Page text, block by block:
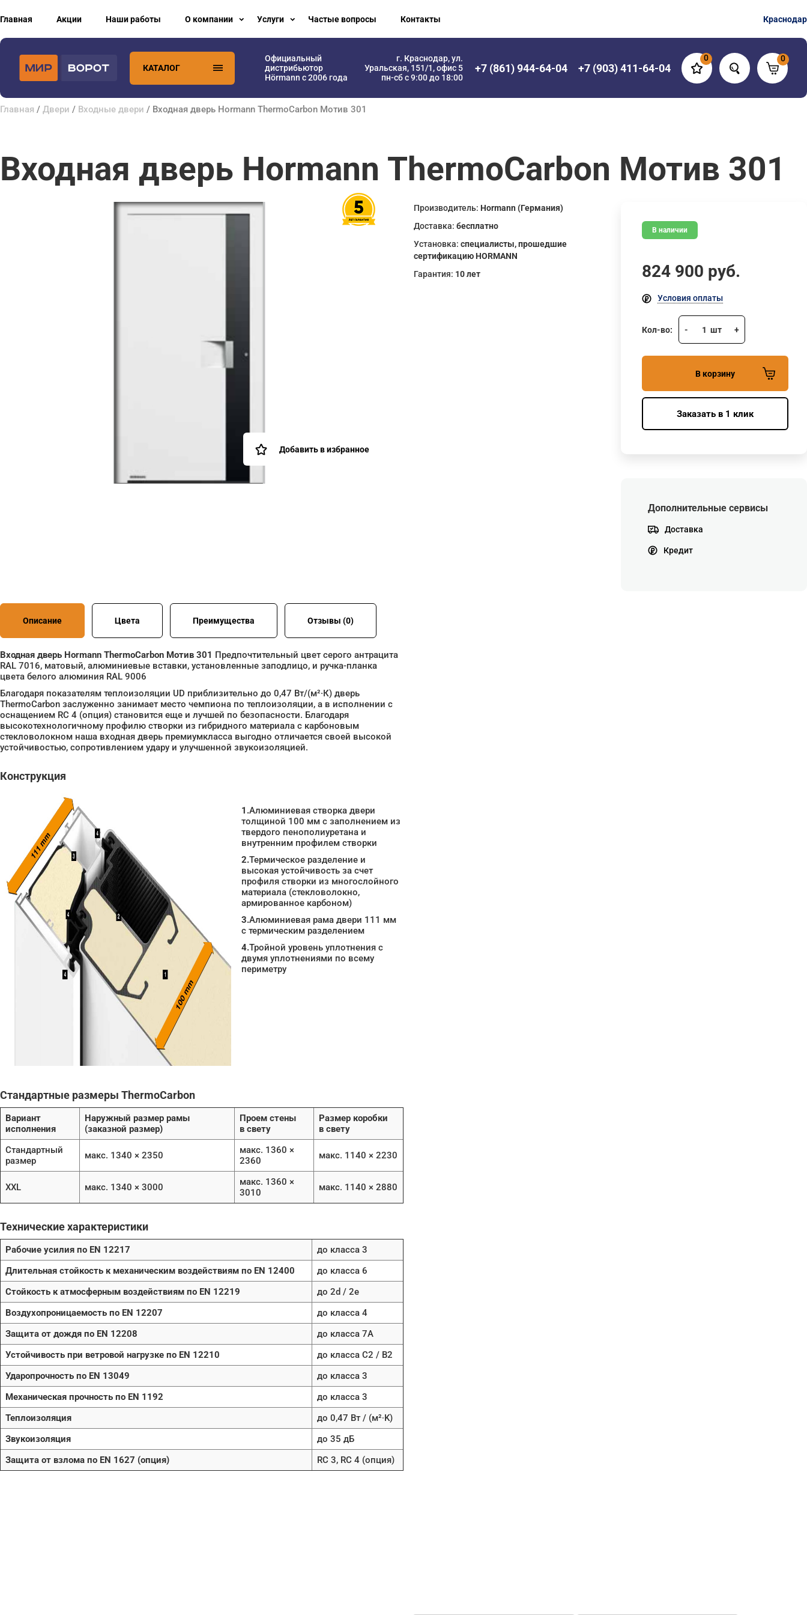
Главная Акции Наши работы О компании Услуги Частые вопросы Контакты Краснодар
КАТАЛОГ
Официальный
дистрибьютор
Hörmann с 2006 года
г. Краснодар, ул.
Уральская, 151/1, офис 5
пн-сб с 9:00 до 18:00
+7 (861) 944-64-04 +7 (903) 411-64-04
0 0
Главная / Двери / Входные двери / Входная дверь Hormann ThermoCarbon Мотив 301
Входная дверь Hormann ThermoCarbon Мотив 301
Добавить в избранное
Производитель: Hormann (Германия)
Доставка:бесплатно
Установка:специалисты, прошедшие
сертификацию HORMANN
Гарантия: 10 лет
В наличии
824 900 руб.
Условия оплаты
Кол-во: - 1 шт +
В корзину
Заказать в 1 клик
Дополнительные сервисы
Доставка
Кредит
Описание Цвета Преимущества Отзывы (0)
Входная дверь Hormann ThermoCarbon Мотив 301 Предпочтительный цвет серого антрацита
RAL 7016, матовый, алюминиевые вставки, установленные заподлицо, и ручка-планка
цвета белого алюминия RAL 9006
Благодаря показателям теплоизоляции UD приблизительно до 0,47 Вт/(м²·К) дверь
ThermoCarbon заслуженно занимает место чемпиона по теплоизоляции, а в исполнении с
оснащением RC 4 (опция) становится еще и лучшей по безопасности. Благодаря
высокотехнологичному профилю створки из гибридного материала с карбоновым
стекловолокном наша входная дверь премиумкласса выгодно отличается своей высокой
устойчивостью, сопротивлением удару и улучшенной звукоизоляцией.
Конструкция
1.Алюминиевая створка двери
толщиной 100 мм с заполнением из
твердого пенополиуретана и
внутренним профилем створки
2.Термическое разделение и
высокая устойчивость за счет
профиля створки из многослойного
материала (стекловолокно,
армированное карбоном)
3.Алюминиевая рама двери 111 мм
с термическим разделением
4.Тройной уровень уплотнения с
двумя уплотнениями по всему
периметру
Стандартные размеры ThermoCarbon
Вариант
исполнения
Наружный размер рамы
(заказной размер)
Проем стены
в свету
Размер коробки
в свету
Стандартный
размер
макс. 1340 × 2350
макс. 1360 ×
2360
макс. 1140 × 2230
XXL макс. 1340 × 3000
макс. 1360 ×
3010
макс. 1140 × 2880
Технические характеристики
Рабочие усилия по EN 12217
до класса 3
Длительная стойкость к механическим воздействиям по EN 12400
до класса 6
Стойкость к атмосферным воздействиям по EN 12219
до 2d / 2e
Воздухопроницаемость по EN 12207
до класса 4
Защита от дождя по EN 12208
до класса 7A
Устойчивость при ветровой нагрузке по EN 12210
до класса C2 / B2
Ударопрочность по EN 13049
до класса 3
Механическая прочность по EN 1192
до класса 3
Теплоизоляция
до 0,47 Вт / (м²∙K)
Звукоизоляция
до 35 дБ
Защита от взлома по EN 1627 (опция)
RC 3, RC 4 (опция)